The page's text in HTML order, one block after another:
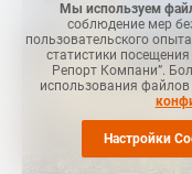
Мы используем
соблюдение мер
пользовательского
статистики
Репорт Компани”.
использования
Настройки